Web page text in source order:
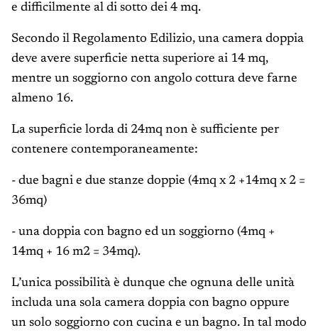
e difficilmente al di sotto dei 4 mq.
Secondo il Regolamento Edilizio, una camera doppia
deve avere superficie netta superiore ai 14 mq,
mentre un soggiorno con angolo cottura deve farne
almeno 16.
La superficie lorda di 24mq non è sufficiente per
contenere contemporaneamente:
- due bagni e due stanze doppie (4mq x 2 +14mq x 2 =
36mq)
- una doppia con bagno ed un soggiorno (4mq +
14mq + 16 m2 = 34mq).
L’unica possibilità è dunque che ognuna delle unità
includa una sola camera doppia con bagno oppure
un solo soggiorno con cucina e un bagno. In tal modo